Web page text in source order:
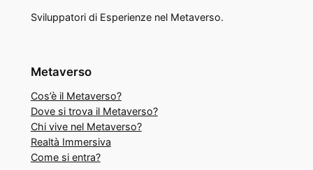
Sviluppatori di Esperienze nel Metaverso.
Metaverso
Cos’è il Metaverso?
Dove si trova il Metaverso?
Chi vive nel Metaverso?
Realtà Immersiva
Come si entra?